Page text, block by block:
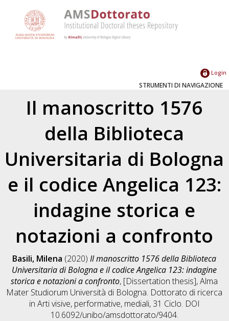
Login
STRUMENTI DI NAVIGAZIONE
Il manoscritto 1576
della Biblioteca
Universitaria di Bologna
e il codice Angelica 123:
indagine storica e
notazioni a confronto
Basili, Milena (2020)Il manoscritto 1576 della Biblioteca
Universitaria di Bologna e il codice Angelica 123: indagine
storica e notazioni a confronto, [Dissertation thesis], Alma
Mater Studiorum Università di Bologna. Dottorato di ricerca
in Arti visive, performative, mediali, 31 Ciclo. DOI
10.6092/unibo/amsdottorato/9404.